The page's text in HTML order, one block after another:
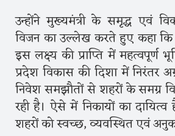
उन्होंने मुख्यमंत्री के समृद्ध एवं
विजन का उल्लेख करते हुए कहा कि
इस लक्ष्य की प्राप्ति में महत्वपूर्ण
प्रदेश विकास की दिशा में निरंतर
निवेश समझौतों से शहरों के समग्र
रही है। ऐसे में निकायों का
शहरों को स्वच्छ, व्यवस्थित एवं